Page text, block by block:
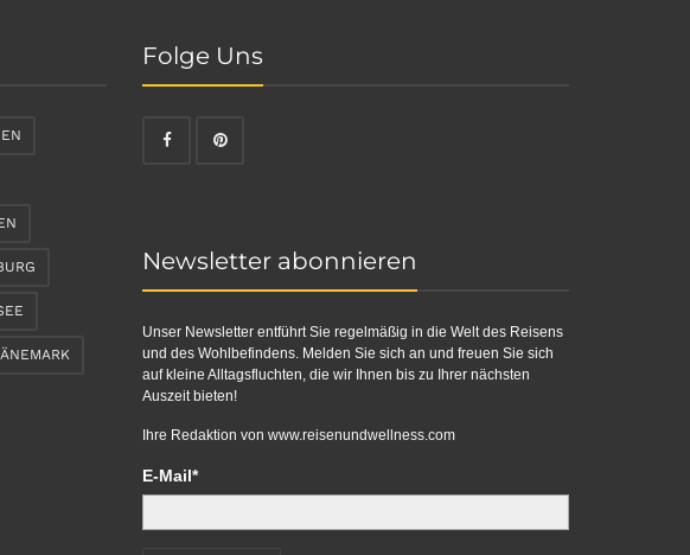
Folge Uns
Newsletter abonnieren
Unser Newsletter entführt Sie regelmäßig in die Welt des Reisens
und des Wohlbefindens. Melden Sie sich an und freuen Sie sich
auf kleine Alltagsfluchten, die wir Ihnen bis zu Ihrer nächsten
Auszeit bieten!
Ihre Redaktion von www.reisenundwellness.com
E-Mail*